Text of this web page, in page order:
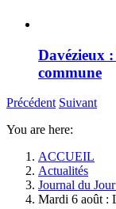
Davézieux
commune
Précédent Suivant
You are here:
ACCUEIL
Actualités
Journal du
Mardi 6 août :